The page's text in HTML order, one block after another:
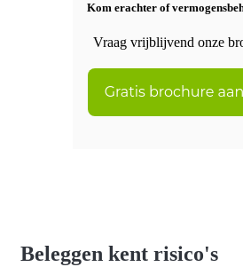
Kom erachter of
Vraag vrijblijvend onze
Beleggen kent risico's